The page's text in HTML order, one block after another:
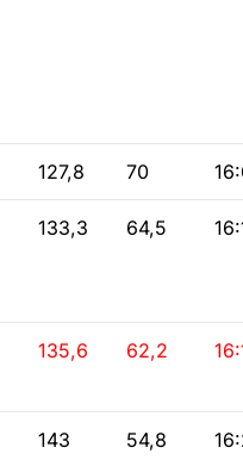
127,8 70
133,3 64,5
135,6 62,2
143 54,8